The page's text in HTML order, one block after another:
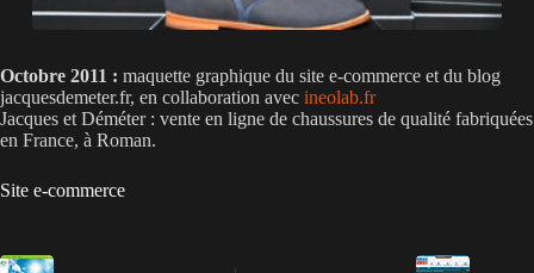
Octobre 2011 : maquette graphique du site e-commerce et du blog
jacquesdemeter.fr, en collaboration avec ineolab.fr
Jacques et Déméter : vente en ligne de chaussures de qualité fabriquées
en France, à Roman.
Site e-commerce